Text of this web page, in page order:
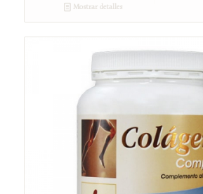
Mostrar detalles